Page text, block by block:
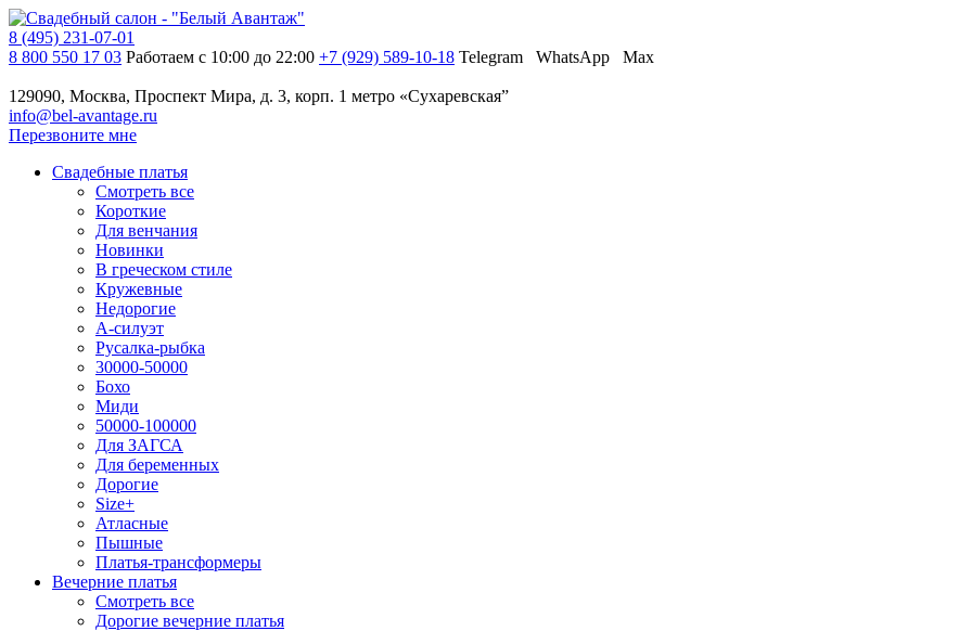
8 (495) 231-07-01
8 800 550 17 03 Работаем с 10:00 до 22:00 +7 (929) 589-10-18 Telegram WhatsApp Max
129090, Москва, Проспект Мира, д. 3, корп. 1 метро «Сухаревская”
info@bel-avantage.ru
Перезвоните мне
Свадебные платья
Смотреть все
Короткие
Для венчания
Новинки
В греческом стиле
Кружевные
Недорогие
А-силуэт
Русалка-рыбка
30000-50000
Бохо
Миди
50000-100000
Для ЗАГСА
Для беременных
Дорогие
Size+
Атласные
Пышные
Платья-трансформеры
Вечерние платья
Смотреть все
Дорогие вечерние платья